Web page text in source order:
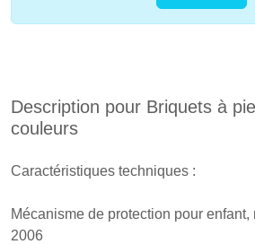
Description pour Briquets à
couleurs
Caractéristiques techniques :
Mécanisme de protection pour enfant,
2006